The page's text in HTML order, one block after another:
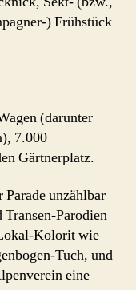
) Frühstück
(darunter
7.000
Gärtnerplatz.
Parade unzählbar
Parodien
Kolorit wie
Tuch, und
eine